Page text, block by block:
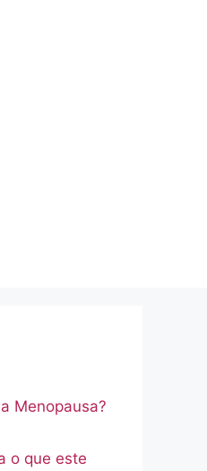
Menopausa?
o que este